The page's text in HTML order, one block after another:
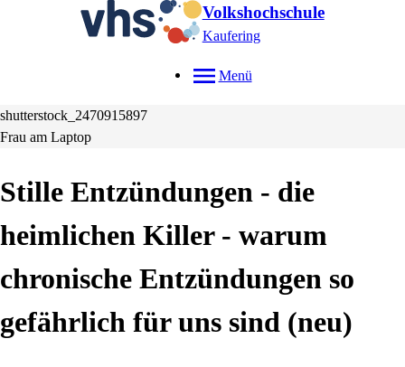
Volkshochschule
Kaufering
Menü
shutterstock_2470915897
Frau am Laptop
Stille Entzündungen - die
heimlichen Killer - warum
chronische Entzündungen so
gefährlich für uns sind neu